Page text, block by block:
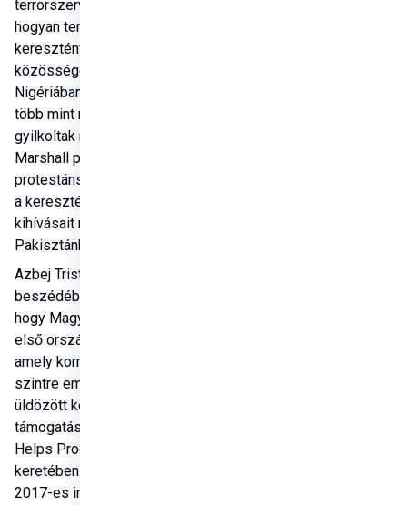
terrorszervezetek
hogyan terrorizálják a
keresztény
közösségeket
Nigériában, ahol tavaly
több mint négyezer hívőt
gyilkoltak meg. Azad
Marshall pakisztáni
protestáns püspök pedig
a keresztény kisebbség
kihívásait mutatta be
Pakisztánban.
Azbej Tristan
beszédében kiemelte,
hogy Magyarország az
első ország a világon,
amely kormányzati
szintre emelte az
üldözött keresztények
támogatását a Hungary
Helps Program
keretében. A program
2017-es indulása óta